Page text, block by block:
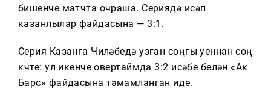
бишенче матчта очраша. Сериядә исәп
казанлылар файдасына — 3:1.
Серия Казанга Чиләбедә узган соңгы уеннан соң
күчте: ул икенче овертаймда 3:2 исәбе белән «Ак
Барс» файдасына тәмамланган иде.